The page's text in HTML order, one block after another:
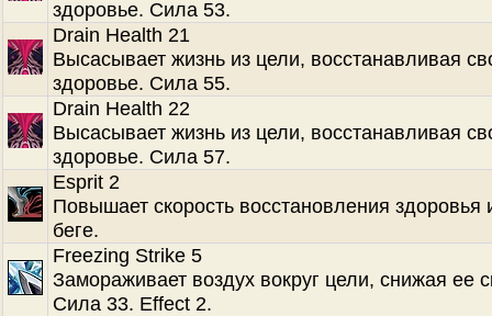
здоровье. Сила 53.
Drain Health 21
Высасывает жизнь из цели, восстанавливая
здоровье. Сила 55.
Drain Health 22
Высасывает жизнь из цели, восстанавливая
здоровье. Сила 57.
Esprit 2
Повышает скорость восстановления
беге.
Freezing Strike 5
Замораживает воздух вокруг цели, снижая ее
Сила 33. Effect 2.